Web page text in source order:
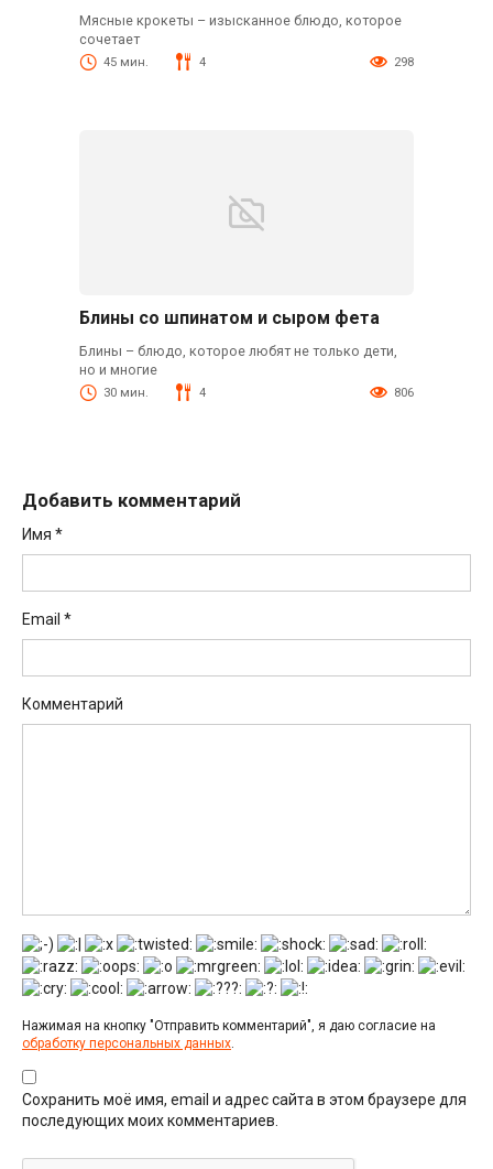
Мясные крокеты – изысканное блюдо, которое
сочетает
45 мин. 4 298
Блины со шпинатом и сыром фета
Блины – блюдо, которое любят не только дети,
но и многие
30 мин. 4 806
Добавить комментарий
Имя *
Email *
Комментарий
Нажимая на кнопку "Отправить комментарий", я даю согласие на
обработку персональных данных
Сохранить моё имя, email и адрес сайта в этом браузере для
последующих моих комментариев.